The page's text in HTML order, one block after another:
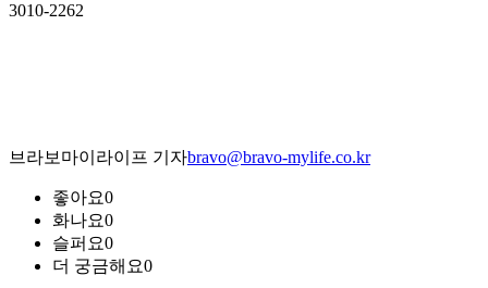
3010-2262
브라보마이라이프 기자bravo@bravo-mylife.co.kr
좋아요0
화나요0
슬퍼요0
더 궁금해요0